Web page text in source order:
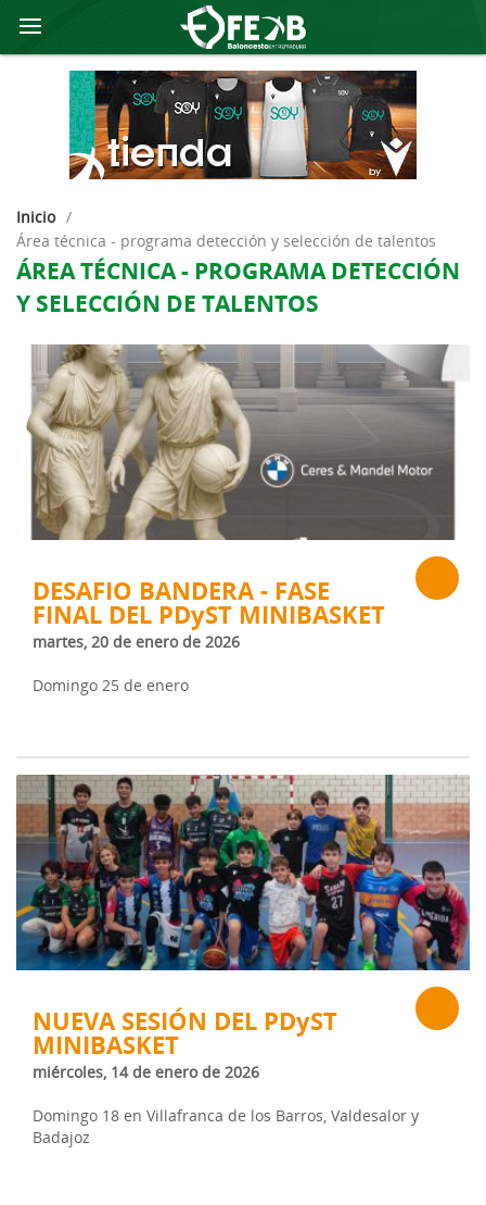
Inicio /
área técnica - programa detección y selección de talentos
ÁREA TÉCNICA - PROGRAMA DETECCIÓN
Y SELECCIÓN DE TALENTOS
DESAFIO BANDERA - FASE
FINAL DEL PDyST MINIBASKET
martes, 20 de enero de 2026
Domingo 25 de enero
NUEVA SESIÓN DEL PDyST
MINIBASKET
miércoles, 14 de enero de 2026
Domingo 18 en Villafranca de los Barros, Valdesalor y
Badajoz